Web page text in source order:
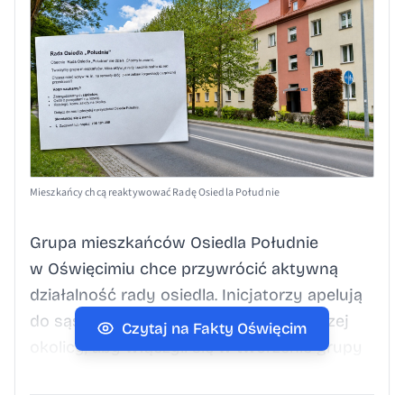
Mieszkańcy chcą reaktywować Radę Osiedla Południe
Grupa mieszkańców Osiedla Południe
w Oświęcimiu chce przywrócić aktywną
działalność rady osiedla. Inicjatorzy apelują
do sąsiadów, którym zależy na najbliższej
okolicy, aby włączyli się w tworzenie grupy
Czytaj na Fakty Oświęcim